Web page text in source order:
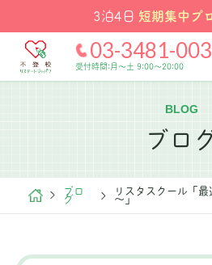
3泊4日 短期集中プ
03-3481-
受付時間:月～土 9:00～20:00
BLOG
ブロ
ブロ
グ
リスタスクール「
～」